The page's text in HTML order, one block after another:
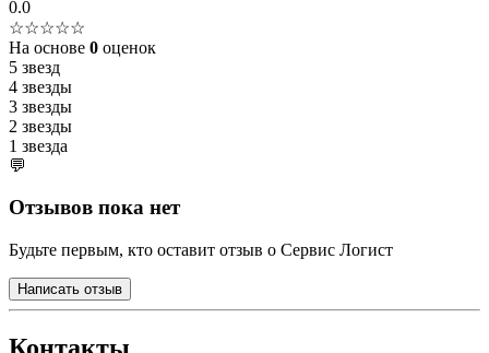
0.0
☆☆☆☆☆
На основе 0 оценок
5 звезд
4 звезды
3 звезды
2 звезды
1 звезда
💬
Отзывов пока нет
Будьте первым, кто оставит отзыв о Сервис Логист
Написать отзыв